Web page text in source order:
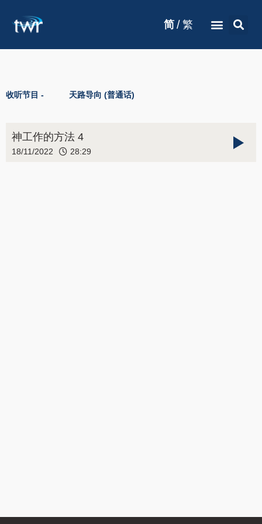
简 / 繁
收听节目 - 天路导向 (普通话)
神工作的方法 4
18/11/2022 28:29